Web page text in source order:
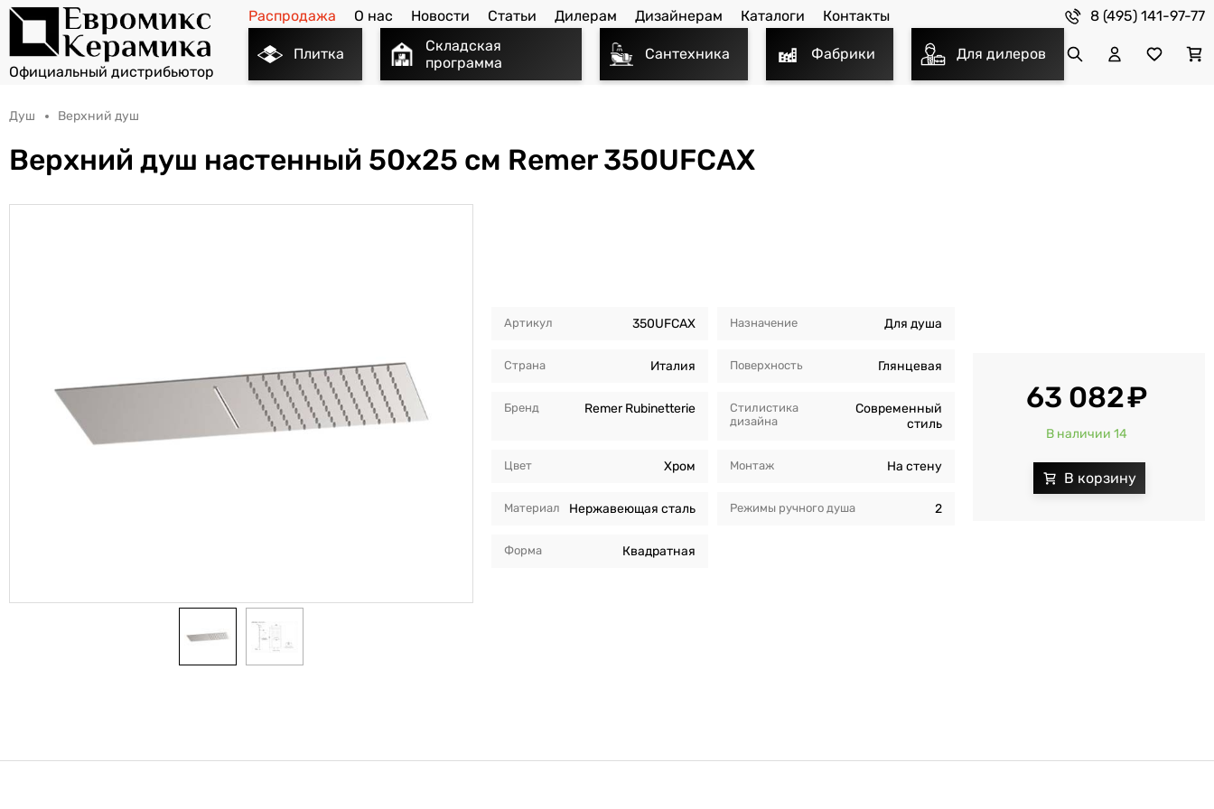
Распродажа О нас Новости Статьи Дилерам Дизайнерам Каталоги Контакты 8 (495) 141-97-77
Плитка
Складская
программа
Сантехника Фабрики Для дилеров
Душ Верхний душ
Верхний душ настенный 50x25 см Remer 350UFCAX
Артикул 350UFCAX
Страна Италия
Бренд Remer Rubinetterie
Цвет Хром
Материал Нержавеющая сталь
Форма Квадратная
Назначение Для душа
Поверхность Глянцевая
Стилистика
дизайна
Современный
стиль
Монтаж На стену
Режимы ручного душа 2
63 082
В наличии 14